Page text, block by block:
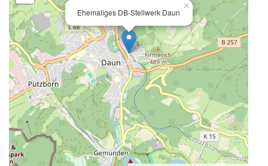
Ehemaliges DB-Stellwerk Daun
×